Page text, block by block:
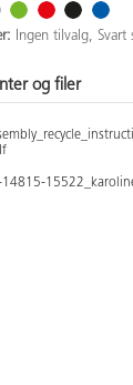
Ingen tilvalg, Svart
og filer
14815-